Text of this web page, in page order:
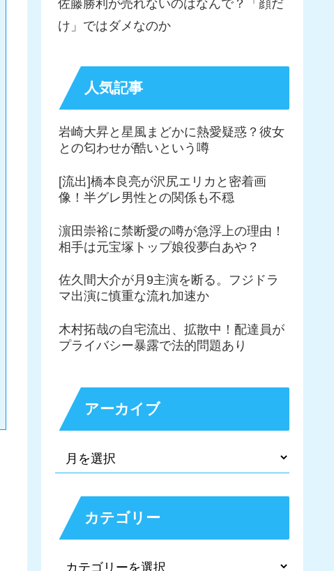
佐藤勝利が売れないのはなんで？「顔だ
け」ではダメなのか
人気記事
岩崎大昇と星風まどかに熱愛疑惑？彼女
との匂わせが酷いという噂
[流出]橋本良亮が沢尻エリカと密着画
像！半グレ男性との関係も不穏
濵田崇裕に禁断愛の噂が急浮上の理由！
相手は元宝塚トップ娘役夢白あや？
佐久間大介が月9主演を断る。フジドラ
マ出演に慎重な流れ加速か
木村拓哉の自宅流出、拡散中！配達員が
プライバシー暴露で法的問題あり
アーカイブ
カテゴリー